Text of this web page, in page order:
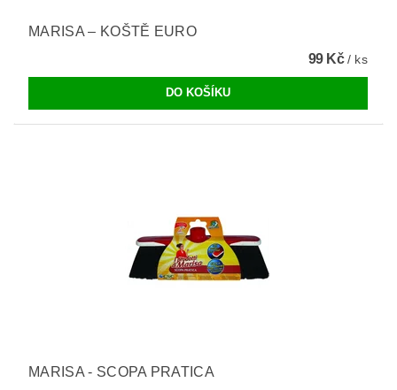
MARISA – KOŠTĚ EURO
99 Kč/ ks
MARISA - SCOPA PRATICA